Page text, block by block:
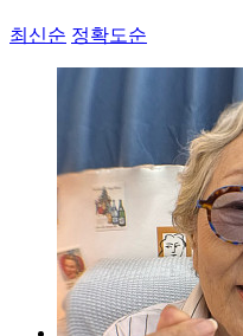
최신순 정확도순